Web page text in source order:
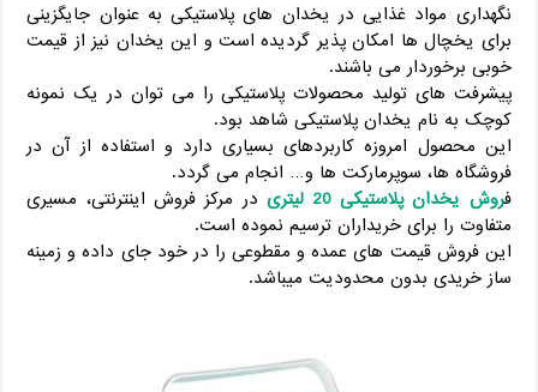
نگهداری مواد غذایی در یخدان های پلاستیکی به عنوان جایگزینی
برای یخچال ها امکان پذیر گردیده است و این یخدان نیز از قیمت
خوبی برخوردار می باشند.
پیشرفت های تولید محصولات پلاستیکی را می توان در یک نمونه
کوچک به نام یخدان پلاستیکی شاهد بود.
این محصول امروزه کاربردهای بسیاری دارد و استفاده از آن در
فروشگاه ها، سوپرمارکت ها و… انجام می گردد.
فروش یخدان پلاستیکی 20 لیتری
در مرکز فروش اینترنتی، مسیری
متفاوت را برای خریداران ترسیم نموده است.
این فروش قیمت های عمده و مقطوعی را در خود جای داده و زمینه
ساز خریدی بدون محدودیت میباشد.